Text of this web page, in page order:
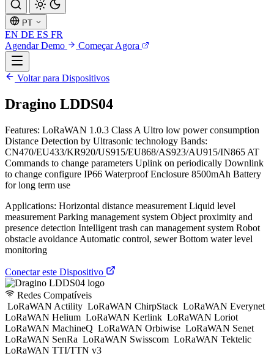
PT
EN DE ES FR
Agendar Demo
Começar Agora
Voltar para Dispositivos
Dragino LDDS04
Features: LoRaWAN 1.0.3 Class A Ultro low power consumption
Distance Detection by Ultrasonic technology Bands:
CN470/EU433/KR920/US915/EU868/AS923/AU915/IN865 AT
Commands to change parameters Uplink on periodically Downlink
to change configure IP66 Waterproof Enclosure 8500mAh Battery
for long term use
Applications: Horizontal distance measurement Liquid level
measurement Parking management system Object proximity and
presence detection Intelligent trash can management system Robot
obstacle avoidance Automatic control, sewer Bottom water level
monitoring
Conectar este Dispositivo
Redes Compatíveis
LoRaWAN Actility LoRaWAN ChirpStack LoRaWAN Everynet
LoRaWAN Helium LoRaWAN Kerlink LoRaWAN Loriot
LoRaWAN MachineQ LoRaWAN Orbiwise LoRaWAN Senet
LoRaWAN SenRa LoRaWAN Swisscom LoRaWAN Tektelic
LoRaWAN TTI/TTN v3